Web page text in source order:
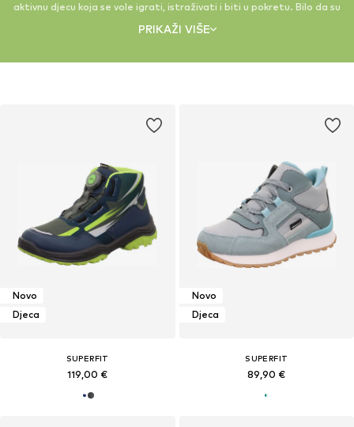
aktivnu djecu koja se vole igrati, istraživati i biti u pokretu. Bilo da su
unutra ili vani, superfit pruža lakoću, udobnost i zabavu pri svakom
koraku. Inovativni materijali održavaju stopala svježima, dok fleksibilni
tijekom cijelog dana. Svježi dizajn, jarke ljetne boje i cool detalji unose
PRIKAŽI VIŠE
Novo
Djeca
SUPERFIT
119,00 €
Novo
Djeca
SUPERFIT
89,90 €